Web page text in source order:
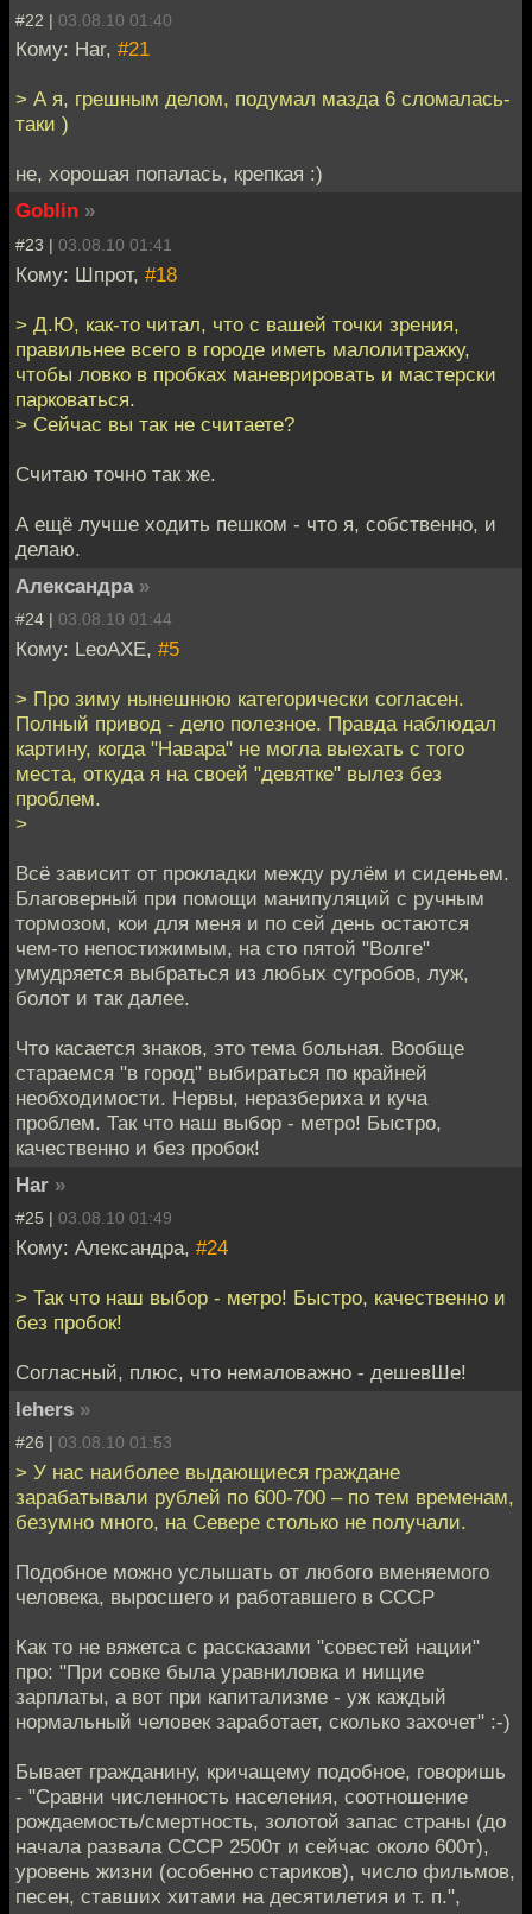
#22 | 03.08.10 01:40
Кому: Har, #21
> А я, грешным делом, подумал мазда 6 сломалась-
таки )
не, хорошая попалась, крепкая :)
Goblin »
#23 | 03.08.10 01:41
Кому: Шпрот, #18
> Д.Ю, как-то читал, что с вашей точки зрения,
правильнее всего в городе иметь малолитражку,
чтобы ловко в пробках маневрировать и мастерски
парковаться.
> Сейчас вы так не считаете?
Считаю точно так же.
А ещё лучше ходить пешком - что я, собственно, и
делаю.
Александра »
#24 | 03.08.10 01:44
Кому: LeoAXE, #5
> Про зиму нынешнюю категорически согласен.
Полный привод - дело полезное. Правда наблюдал
картину, когда "Навара" не могла выехать с того
места, откуда я на своей "девятке" вылез без
проблем.
>
Всё зависит от прокладки между рулём и сиденьем.
Благоверный при помощи манипуляций с ручным
тормозом, кои для меня и по сей день остаются
чем-то непостижимым, на сто пятой "Волге"
умудряется выбраться из любых сугробов, луж,
болот и так далее.
Что касается знаков, это тема больная. Вообще
стараемся "в город" выбираться по крайней
необходимости. Нервы, неразбериха и куча
проблем. Так что наш выбор - метро! Быстро,
качественно и без пробок!
Har »
#25 | 03.08.10 01:49
Кому: Александра, #24
> Так что наш выбор - метро! Быстро, качественно и
без пробок!
Согласный, плюс, что немаловажно - дешевШе!
lehers »
#26 | 03.08.10 01:53
> У нас наиболее выдающиеся граждане
зарабатывали рублей по 600-700 – по тем временам,
безумно много, на Севере столько не получали.
Подобное можно услышать от любого вменяемого
человека, выросшего и работавшего в СССР
Как то не вяжетса с рассказами "совестей нации"
про: "При совке была уравниловка и нищие
зарплаты, а вот при капитализме - уж каждый
нормальный человек заработает, сколько захочет" :-)
Бывает гражданину, кричащему подобное, говоришь
- "Сравни численность населения, соотношение
рождаемость/смертность, золотой запас страны (до
начала развала СССР 2500т и сейчас около 600т),
уровень жизни (особенно стариков), число фильмов,
песен, ставших хитами на десятилетия и т. п.",